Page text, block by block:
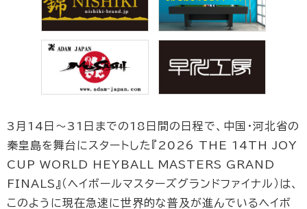
3月14日〜31日までの18日間の日程で、中国・河北省の
秦皇島を舞台にスタートした『2026 THE 14TH JOY
CUP WORLD HEYBALL MASTERS GRAND
FINALS』（ヘイボールマスターズグランドファイナル）は、
このように現在急速に世界的な普及が進んでいるヘイボ